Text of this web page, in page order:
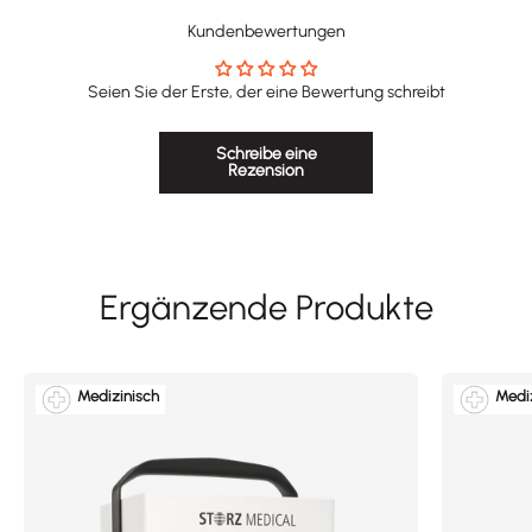
Kundenbewertungen
Seien Sie der Erste, der eine Bewertung schreibt
Schreibe eine
Rezension
Medizinisch